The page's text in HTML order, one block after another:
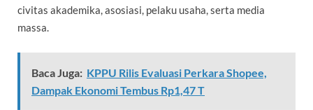
civitas akademika, asosiasi, pelaku usaha, serta media
massa.
Baca Juga: KPPU Rilis Evaluasi Perkara Shopee,
Dampak Ekonomi Tembus Rp1,47 T